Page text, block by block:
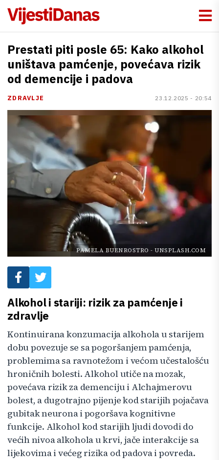
Prestati piti posle 65: Kako alkohol
uništava pamćenje, povećava rizik
od demencije i padova
ZDRAVLJE 23.12.2025 - 20:54
PAMELA BUENROSTRO - UNSPLASH.COM
Alkohol i stariji: rizik za pamćenje i
zdravlje
Kontinuirana konzumacija alkohola u starijem
dobu povezuje se sa pogoršanjem pamćenja,
problemima sa ravnotežom i većom učestalošću
hroničnih bolesti. Alkohol utiče na mozak,
povećava rizik za demenciju i Alchajmerovu
bolest, a dugotrajno pijenje kod starijih pojačava
gubitak neurona i pogoršava kognitivne
funkcije. Alkohol kod starijih ljudi dovodi do
većih nivoa alkohola u krvi, jače interakcije sa
lijekovima i većeg rizika od padova i povreda.